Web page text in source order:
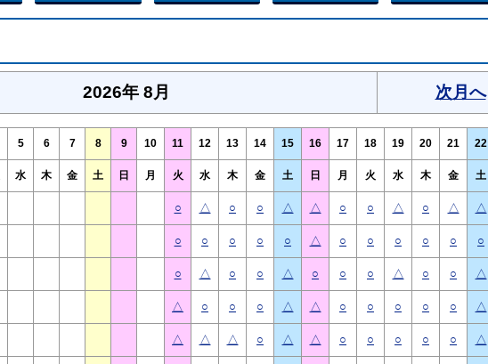
2026年 8月 次月へ
5 6 7 8 9 10 11 12 13 14 15 16 17 18 19 20 21 22
水 木 金 土 日 月 火 水 木 金 土 日 月 火 水 木 金 土
○ △ ○ ○ △ △ ○ ○ △ ○ △ △
○ ○ ○ ○ ○ △ ○ ○ ○ ○ ○ ○
○ △ ○ ○ △ ○ ○ ○ △ ○ ○ △
△ ○ ○ ○ △ △ ○ ○ ○ ○ ○ △
△ △ △ ○ △ △ ○ ○ ○ ○ ○ △